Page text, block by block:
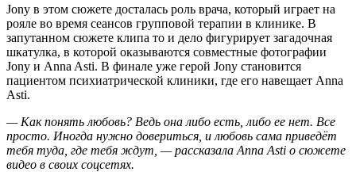
Jony в этом сюжете досталась роль врача, который играет на
рояле во время сеансов групповой терапии в клинике. В
запутанном сюжете клипа то и дело фигурирует загадочная
шкатулка, в которой оказываются совместные фотографии
Jony и Anna Asti. В финале уже герой Jony становится
пациентом психиатрической клиники, где его навещает Anna
Asti.
— Как понять любовь? Ведь она либо есть, либо ее нет. Все
просто. Иногда нужно довериться, и любовь сама приведёт
тебя туда, где тебя ждут, — рассказала Anna Asti о сюжете
видео в своих соцсетях.